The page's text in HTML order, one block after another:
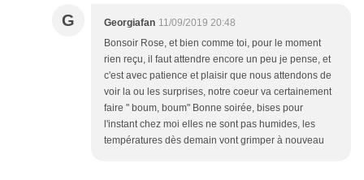
G Georgiafan 11/09/2019 20:48
Bonsoir Rose, et bien comme toi, pour le moment
rien reçu, il faut attendre encore un peu je pense, et
c'est avec patience et plaisir que nous attendons de
voir la ou les surprises, notre coeur va certainement
faire " boum, boum" Bonne soirée, bises pour
l'instant chez moi elles ne sont pas humides, les
températures dès demain vont grimper à nouveau